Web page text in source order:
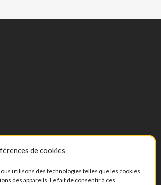
de cookies
utilisons des technologies telles que les cookies
des appareils. Le fait de consentir à ces